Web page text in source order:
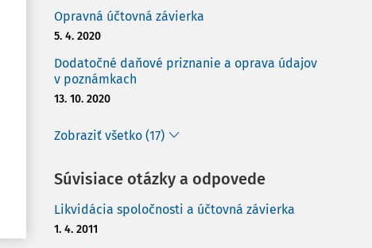
Opravná účtovná závierka
5. 4. 2020
Dodatočné daňové priznanie a oprava údajov
v poznámkach
13. 10. 2020
Zobraziť všetko (17)
Súvisiace otázky a odpovede
Likvidácia spoločnosti a účtovná závierka
1. 4. 2011